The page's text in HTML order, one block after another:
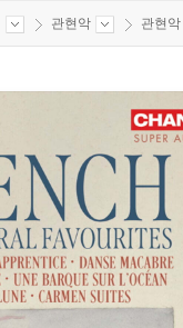
관현악 관현